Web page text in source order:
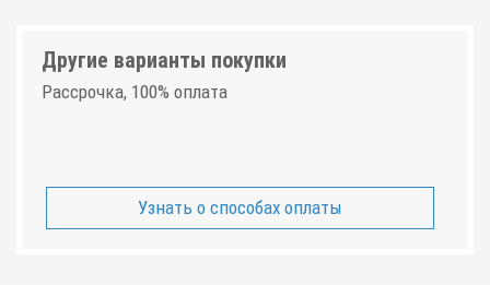
Другие варианты покупки
Рассрочка, 100% оплата
Узнать о способах оплаты